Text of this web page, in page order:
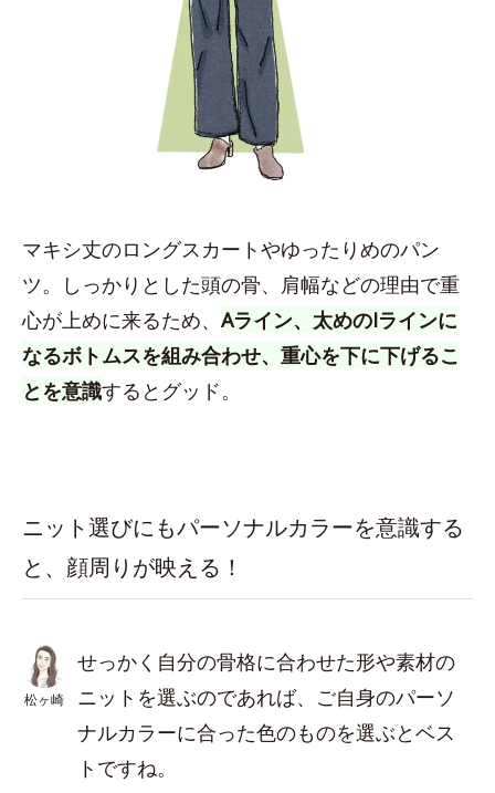
マキシ丈のロングスカートやゆったりめのパン
ツ。しっかりとした頭の骨、肩幅などの理由で重
心が上めに来るため、 Aライン、太めのIラインに
なるボトムスを組み合わせ、重心を下に下げるこ
とを意識するとグッド。
ニット選びにもパーソナルカラーを意識する
と、顔周りが映える！
松ヶ崎
せっかく自分の骨格に合わせた形や素材の
ニットを選ぶのであれば、ご自身のパーソ
ナルカラーに合った色のものを選ぶとベス
トですね。